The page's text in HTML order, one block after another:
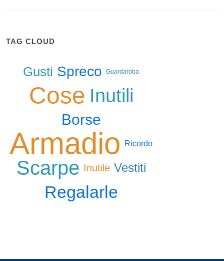
TAG CLOUD
Gusti Spreco Guardaroba
Cose Inutili
Borse
Armadio Ricordo
Scarpe Inutile Vestiti
Regalarle